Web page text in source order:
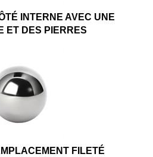
INTERNE AVEC UNE
ET DES PIERRES
FILETÉ